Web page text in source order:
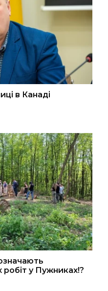
в Канаді
у Пужниках!?